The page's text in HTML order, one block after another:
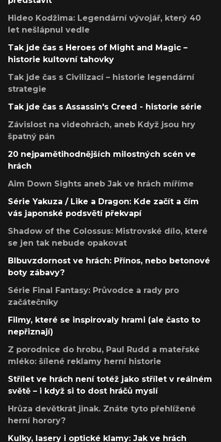
Hideo Kodžima: Legendární vývojář, který 40
let nešlápnul vedle
Tak jde čas s Heroes of Might and Magic –
historie kultovní tahovky
Tak jde čas s Civilizací – historie legendární
strategie
Tak jde čas s Assassin's Creed - historie série
Závislost na videohrách, aneb Když jsou hry
špatný pán
20 nejpamětihodnějších milostných scén ve
hrách
Aim Down Sights aneb Jak ve hrách míříme
Série Yakuza / Like a Dragon: Kde začít a čím
vás japonské podsvětí překvapí
Shadow of the Colossus: Mistrovské dílo, které
se jen tak nebude opakovat
Blbuvzdornost ve hrách: Přínos, nebo betonové
boty zábavy?
Série Final Fantasy: Průvodce a rady pro
začátečníky
Filmy, které se inspirovaly hrami (ale často to
nepřiznají)
Z porodnice do hrobu, Paul Rudd a mateřské
mléko: šílené reklamy herní historie
Střílet ve hrách není totéž jako střílet v reálném
světě – i když si to dost hráčů myslí
Hrůza devětkrát jinak. Znáte tyto přehlížené
herní horory?
Kulky, lasery i optické klamy: Jak ve hrách